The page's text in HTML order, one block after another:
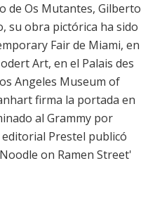
de Os Mutantes, Gilberto
su obra pictórica ha sido
Fair de Miami, en
Art, en el Palais des
Angeles Museum of
firma la portada en
al Grammy por
Prestel publicó
on Ramen Street'